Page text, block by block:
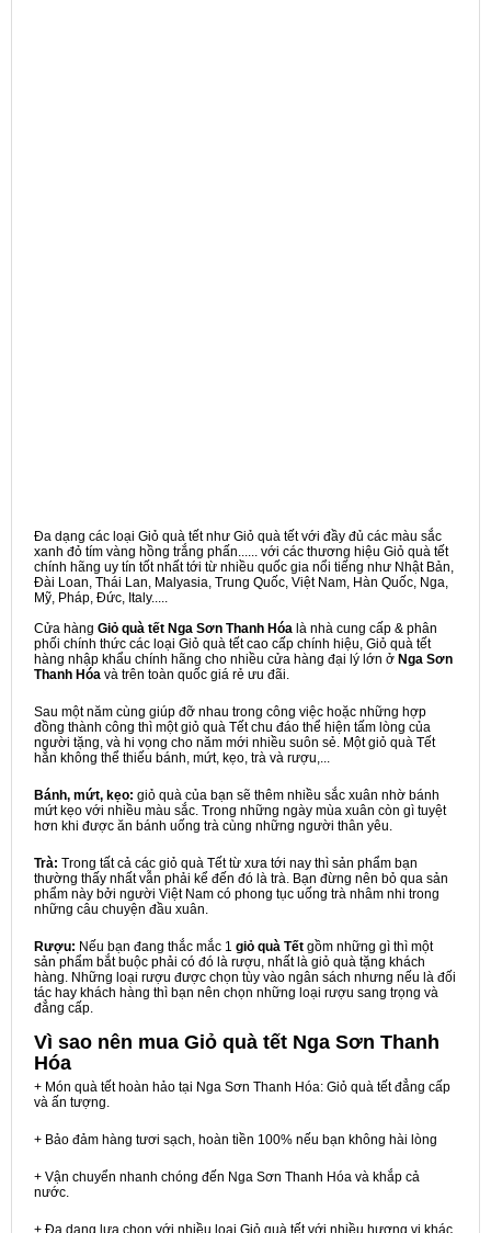
Đa dạng các loại Giỏ quà tết như Giỏ quà tết với đầy đủ các màu sắc
xanh đỏ tím vàng hồng trắng phấn...... với các thương hiệu Giỏ quà tết
chính hãng uy tín tốt nhất tới từ nhiều quốc gia nổi tiếng như Nhật Bản,
Đài Loan, Thái Lan, Malyasia, Trung Quốc, Việt Nam, Hàn Quốc, Nga,
Mỹ, Pháp, Đức, Italy.....
Cửa hàng Giỏ quà tết Nga Sơn Thanh Hóa là nhà cung cấp & phân
phối chính thức các loại Giỏ quà tết cao cấp chính hiệu, Giỏ quà tết
hàng nhập khẩu chính hãng cho nhiều cửa hàng đại lý lớn ở Nga Sơn
Thanh Hóa và trên toàn quốc giá rẻ ưu đãi.
Sau một năm cùng giúp đỡ nhau trong công việc hoặc những hợp
đồng thành công thì một giỏ quà Tết chu đáo thể hiện tấm lòng của
người tặng, và hi vọng cho năm mới nhiều suôn sẻ. Một giỏ quà Tết
hẳn không thể thiếu bánh, mứt, kẹo, trà và rượu,...
Bánh, mứt, kẹo: giỏ quà của bạn sẽ thêm nhiều sắc xuân nhờ bánh
mứt kẹo với nhiều màu sắc. Trong những ngày mùa xuân còn gì tuyệt
hơn khi được ăn bánh uống trà cùng những người thân yêu.
Trà: Trong tất cả các giỏ quà Tết từ xưa tới nay thì sản phẩm bạn
thường thấy nhất vẫn phải kể đến đó là trà. Bạn đừng nên bỏ qua sản
phẩm này bởi người Việt Nam có phong tục uống trà nhâm nhi trong
những câu chuyện đầu xuân.
Rượu: Nếu bạn đang thắc mắc 1 giỏ quà Tết gồm những gì thì một
sản phẩm bắt buộc phải có đó là rượu, nhất là giỏ quà tặng khách
hàng. Những loại rượu được chọn tùy vào ngân sách nhưng nếu là đối
tác hay khách hàng thì bạn nên chọn những loại rượu sang trọng và
đẳng cấp.
Vì sao nên mua Giỏ quà tết Nga Sơn Thanh
Hóa
+ Món quà tết hoàn hảo tại Nga Sơn Thanh Hóa: Giỏ quà tết đẳng cấp
và ấn tượng.
+ Bảo đảm hàng tươi sạch, hoàn tiền 100% nếu bạn không hài lòng
+ Vận chuyển nhanh chóng đến Nga Sơn Thanh Hóa và khắp cả
nước.
+ Đa dạng lựa chọn với nhiều loại Giỏ quà tết với nhiều hương vị khác